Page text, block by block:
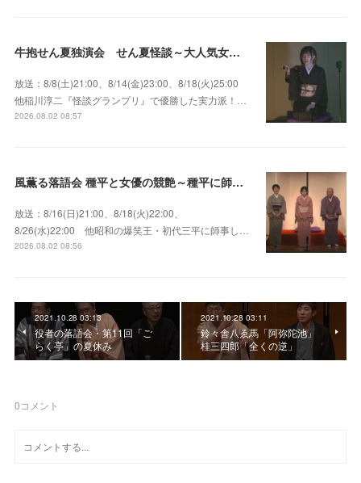
牛抱せん夏独演会 せん夏怪談～大人気女性怪談師とっておきの背筋も凍る…
放送：8/8(土)21:00、8/14(金)23:00、8/18(火)25:00
他稲川淳二『怪談グランプリ』で優勝した実力派！…
2026.08.02 08:57
風薫る落語会 種平と女優の競艶～種平に師事した女優たちが百花繚乱に咲き誇る大人気落語会
放送：8/16(日)21:00、8/18(火)22:00、
8/26(水)22:00 他昭和の爆笑王・初代三平に師事し…
2026.08.02 08:56
2021.10.28 03:13
役者の落語会・第11回「ご
らく亭」の夏休み
2021.10.28 03:11
鈴々舎八ゑ馬「阿弥陀池」
桂三四郎「全くの逆」
0コメント